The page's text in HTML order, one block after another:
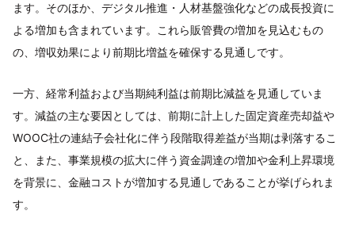
ます。そのほか、デジタル推進・人材基盤強化などの成長投資に
よる増加も含まれています。これら販管費の増加を見込むもの
の、増収効果により前期比増益を確保する見通しです。
一方、経常利益および当期純利益は前期比減益を見通していま
す。減益の主な要因としては、前期に計上した固定資産売却益や
WOOC社の連結子会社化に伴う段階取得差益が当期は剥落するこ
と、また、事業規模の拡大に伴う資金調達の増加や金利上昇環境
を背景に、金融コストが増加する見通しであることが挙げられま
す。